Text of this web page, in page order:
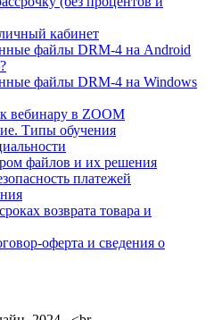
кабинет
файлы DRM-4 на Android
файлы DRM-4 на Windows
вебинару в ZOOM
Типы обучения
файлов и их решения
платежей
возврата товара и
оферта и сведения о